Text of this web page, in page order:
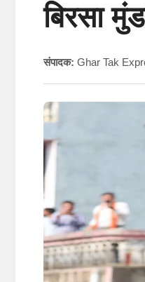
बिरसा
संपादक: Ghar Tak